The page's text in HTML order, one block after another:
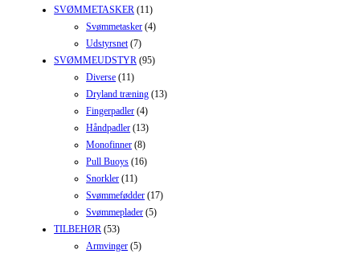
SVØMMETASKER (11)
Svømmetasker (4)
Udstyrsnet (7)
SVØMMEUDSTYR (95)
Diverse (11)
Dryland træning (13)
Fingerpadler (4)
Håndpadler (13)
Monofinner (8)
Pull Buoys (16)
Snorkler (11)
Svømmefødder (17)
Svømmeplader (5)
TILBEHØR (53)
Armvinger (5)